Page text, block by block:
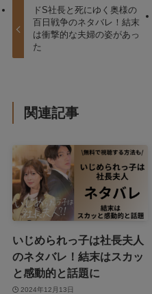
ドS社長と死にゆく奥様の
百日戦争のネタバレ！結末
は衝撃的な夫婦の姿があっ
た
関連記事
いじめられっ子は社長夫人
のネタバレ！結末はスカッ
と感動的と話題に
2024年12月13日